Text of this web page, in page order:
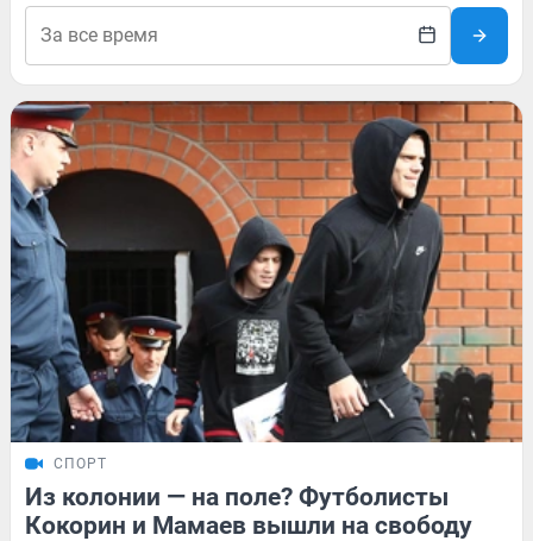
СПОРТ
Из колонии — на поле? Футболисты
Кокорин и Мамаев вышли на свободу